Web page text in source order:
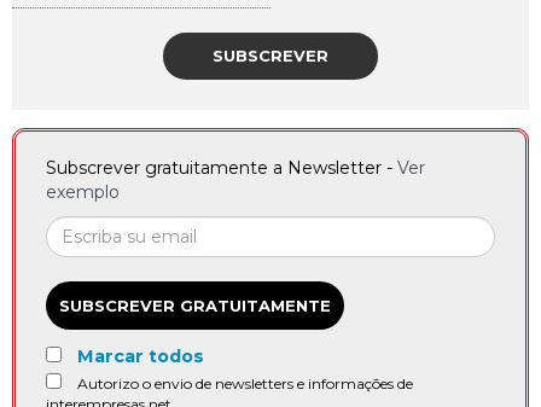
SUBSCREVER
Subscrever gratuitamente a Newsletter - Ver
exemplo
SUBSCREVER GRATUITAMENTE
Marcar todos
Autorizo o envio de newsletters e informações de